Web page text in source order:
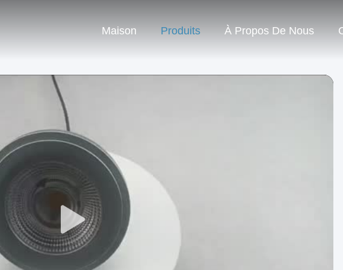
Maison Produits À Propos De Nous